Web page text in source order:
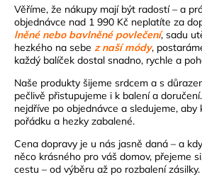
Věříme, že nákupy mají být radostí – a
objednávce nad 1 990 Kč neplatíte za
lněné nebo bavlněné povlečení, sadu
hezkého na sebe z naší módy,
každý balíček dostal snadno, rychle a
Naše produkty šijeme srdcem a s
pečlivě přistupujeme i k balení a
nejdříve po objednávce a sledujeme, aby
pořádku a hezky zabalené.
Cena dopravy je u nás jasně daná – a
něco krásného pro váš domov, přejeme
cestu – od výběru až po rozbalení zásilky.